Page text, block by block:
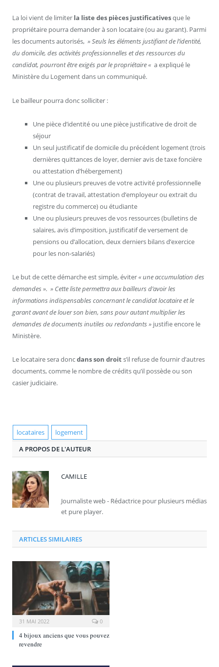
La loi vient de limiter la liste des pièces justificativesque le
propriétaire pourra demander à son locataire (ou au garant). Parmi
les documents autorisés, » Seuls les éléments justifiant de l’identité,
du domicile, des activités professionnelles et des ressources du
candidat, pourront être exigés par le propriétaire « a expliqué le
Ministère du Logement dans un communiqué.
Le bailleur pourra donc solliciter :
Une pièce d’identité ou une pièce justificative de droit de
séjour
Un seul justificatif de domicile du précédent logement (trois
dernières quittances de loyer, dernier avis de taxe foncière
ou attestation d’hébergement)
Une ou plusieurs preuves de votre activité professionnelle
(contrat de travail, attestation d’employeur ou extrait du
registre du commerce) ou étudiante
Une ou plusieurs preuves de vos ressources (bulletins de
salaires, avis d’imposition, justificatif de versement de
pensions ou d’allocation, deux derniers bilans d’exercice
pour les non-salariés)
Le but de cette démarche est simple, éviter« une accumulation des
demandes ». » Cette liste permettra aux bailleurs d’avoir les
informations indispensables concernant le candidat locataire et le
garant avant de louer son bien, sans pour autant multiplier les
demandes de documents inutiles ou redondants » justifie encore le
Ministère.
Le locataire sera doncdans son droits’il refuse de fournir d’autres
documents, comme le nombre de crédits qu’il possède ou son
casier judiciaire.
locataires
logement
A PROPOS DE L'AUTEUR
CAMILLE
Journaliste web - Rédactrice pour plusieurs médias
et pure player.
ARTICLES SIMILAIRES
31 MAI 2022 0
4 bijoux anciens que vous pouvez
revendre